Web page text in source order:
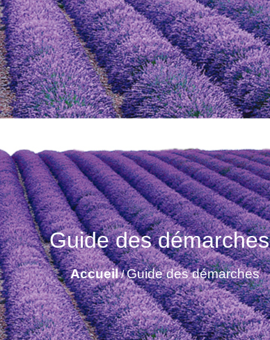
Guide des démarches
Accueil/Guide des démarches